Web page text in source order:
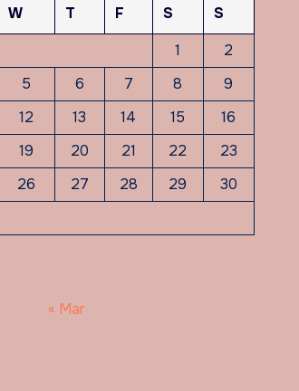
W T F S
S
1
2
5 6 7 8
9
12 13 14 15
16
19 20 21 22
23
26 27 28 29
30
« Mar